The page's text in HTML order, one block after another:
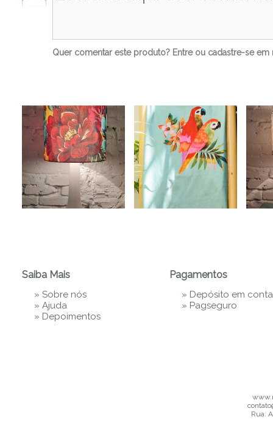
Quer comentar este produto? Entreou cadastre-seem
Saiba Mais
» Sobre nós
» Ajuda
» Depoimentos
Pagamentos
» Depósito em conta
» Pagseguro
Rua: